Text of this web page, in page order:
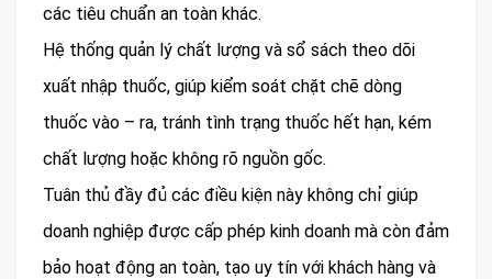
các tiêu chuẩn an toàn khác.
Hệ thống quản lý chất lượng và sổ sách theo dõi
xuất nhập thuốc, giúp kiểm soát chặt chẽ dòng
thuốc vào – ra, tránh tình trạng thuốc hết hạn, kém
chất lượng hoặc không rõ nguồn gốc.
Tuân thủ đầy đủ các điều kiện này không chỉ giúp
doanh nghiệp được cấp phép kinh doanh mà còn đảm
bảo hoạt động an toàn, tạo uy tín với khách hàng và